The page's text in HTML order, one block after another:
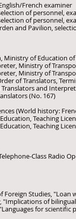
French examiner
of personnel,
of personnel,
and Pavilion,
Ministry of Education of
Ministry of
Ministry of
of Translators,
and
(No. 167)
(World history:
Teaching
Teaching
Class Radio
Foreign Studies,
"Implications of
for